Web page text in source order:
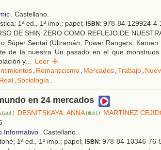
. Castellano.
1ª ed., 1ª imp.; papel; ISBN: 978-84-129924-4-
DE SHIN ZERO COMO REFLEJO DE
Súper Sentai (Ultramán, Power Rangers,
de la nuestra Un pasado en el que
y... Leer
, Romanticismo, Mercados,Trabajo,
,Sociología.
en 24 mercados
(aut.) DESNITSKAYA, ANNA(ilust.) MARTÍNEZ
Informativo. Castellano.
1ª ed., 1º imp.; papel; ISBN: 978-84-10346-76-